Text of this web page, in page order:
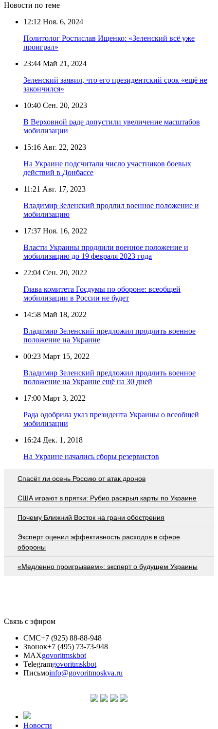
Новости по теме
12:12 Ноя. 6, 2024
Политолог Ростислав Ищенко: «Зеленский всё уже
проиграл»
23:44 Май 21, 2024
Зеленский заявил, что его президентский срок «ещё не
закончился»
10:40 Сен. 20, 2023
В Верховной раде допустили увеличение масштабов
мобилизации
15:16 Авг. 22, 2023
На Украине подсчитали число участников боевых
действий в Донбассе
11:21 Авг. 17, 2023
Владимир Зеленский продлил военное положение и
мобилизацию
17:37 Ноя. 16, 2022
Власти Украины продлили военное положение и
мобилизацию до 19 февраля 2023 года
22:04 Сен. 20, 2022
Глава комитета Госдумы по обороне: всеобщей
мобилизации в России не будет
14:58 Май 18, 2022
Владимир Зеленский предложил продлить военное
положение на Украине
00:23 Март 15, 2022
Владимир Зеленский предложил продлить военное
положение на Украине ещё на 30 дней
17:00 Март 3, 2022
Рада одобрила указ президента Украины о всеобщей
мобилизации
16:24 Дек. 1, 2018
На Украине начались сборы резервистов
Спасёт ли осень Россию от атак дронов
США играют в прятки: Рубио раскрыл карты по Украине
Почему Ближний Восток на грани обострения
Эксперт оценил эффективность расходов в сфере
обороны
«Медленно проигрываем»: эксперт о будущем Украины
Связь с эфиром
СМС+7 (925) 88-88-948
Звонок+7 (495) 73-73-948
MAXgovoritmskbot
Telegramgovoritmskbot
Письмоinfo@govoritmoskva.ru
Новости